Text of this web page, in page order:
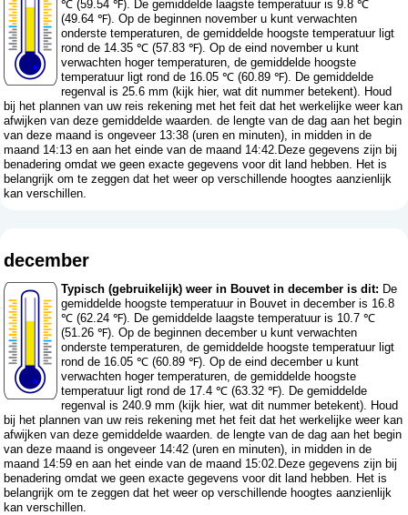
℃ (59.54 ℉). De gemiddelde laagste temperatuur is 9.8 ℃
(49.64 ℉). Op de beginnen november u kunt verwachten
onderste temperaturen, de gemiddelde hoogste temperatuur ligt
rond de 14.35 ℃ (57.83 ℉). Op de eind november u kunt
verwachten hoger temperaturen, de gemiddelde hoogste
temperatuur ligt rond de 16.05 ℃ (60.89 ℉). De gemiddelde
regenval is 25.6 mm (kijk hier, wat dit nummer betekent). Houd
bij het plannen van uw reis rekening met het feit dat het werkelijke weer kan
afwijken van deze gemiddelde waarden. de lengte van de dag aan het begin
van deze maand is ongeveer 13:38 (uren en minuten), in midden in de
maand 14:13 en aan het einde van de maand 14:42.Deze gegevens zijn bij
benadering omdat we geen exacte gegevens voor dit land hebben. Het is
belangrijk om te zeggen dat het weer op verschillende hoogtes aanzienlijk
kan verschillen.
december
Typisch (gebruikelijk) weer in Bouvet in december is dit: De
gemiddelde hoogste temperatuur in Bouvet in december is 16.8
℃ (62.24 ℉). De gemiddelde laagste temperatuur is 10.7 ℃
(51.26 ℉). Op de beginnen december u kunt verwachten
onderste temperaturen, de gemiddelde hoogste temperatuur ligt
rond de 16.05 ℃ (60.89 ℉). Op de eind december u kunt
verwachten hoger temperaturen, de gemiddelde hoogste
temperatuur ligt rond de 17.4 ℃ (63.32 ℉). De gemiddelde
regenval is 240.9 mm (kijk hier, wat dit nummer betekent). Houd
bij het plannen van uw reis rekening met het feit dat het werkelijke weer kan
afwijken van deze gemiddelde waarden. de lengte van de dag aan het begin
van deze maand is ongeveer 14:42 (uren en minuten), in midden in de
maand 14:59 en aan het einde van de maand 15:02.Deze gegevens zijn bij
benadering omdat we geen exacte gegevens voor dit land hebben. Het is
belangrijk om te zeggen dat het weer op verschillende hoogtes aanzienlijk
kan verschillen.